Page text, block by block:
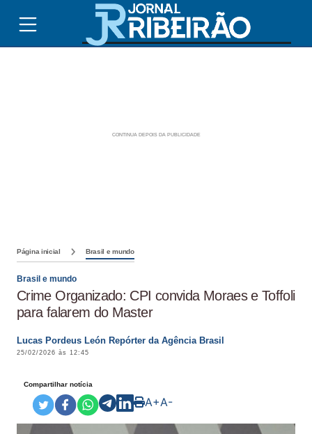
Página inicial Brasil e mundo
Brasil e mundo
Crime Organizado: CPI convida Moraes e Toffoli
para falarem do Master
Lucas Pordeus León Repórter da Agência Brasil
25/02/2026 às 12:45
Compartilhar notícia
A+A-